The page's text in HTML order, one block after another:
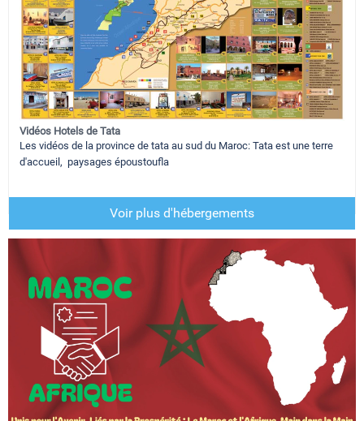
Vidéos Hotels de Tata
Les vidéos de la province de tata au sud du Maroc: Tata est une terre
d'accueil, paysages époustoufla
Voir plus d'hébergements